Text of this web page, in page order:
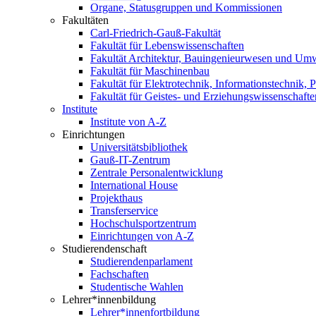
Organe, Statusgruppen und Kommissionen
Fakultäten
Carl-Friedrich-Gauß-Fakultät
Fakultät für Lebenswissenschaften
Fakultät Architektur, Bauingenieurwesen und
Fakultät für Maschinenbau
Fakultät für Elektrotechnik, Informationstechnik,
Fakultät für Geistes- und
Institute
Institute von A-Z
Einrichtungen
Universitätsbibliothek
Gauß-IT-Zentrum
Zentrale Personalentwicklung
International House
Projekthaus
Transferservice
Hochschulsportzentrum
Einrichtungen von A-Z
Studierendenschaft
Studierendenparlament
Fachschaften
Studentische Wahlen
Lehrer*innenbildung
Lehrer*innenfortbildung